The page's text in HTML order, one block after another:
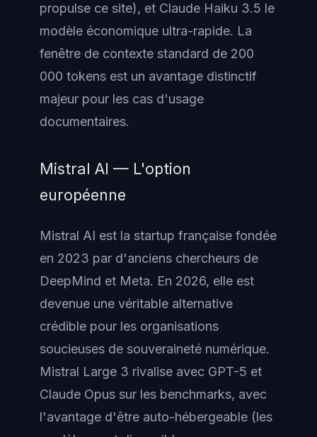
propulse ce site), et Claude Haiku 3.5 le
modèle économique ultra-rapide. La
fenêtre de contexte standard de 200
000 tokens est un avantage distinctif
majeur pour les cas d'usage
documentaires.
Mistral AI — L'option
européenne
Mistral AI est la startup française fondée
en 2023 par d'anciens chercheurs de
DeepMind et Meta. En 2026, elle est
devenue une véritable alternative
crédible pour les organisations
soucieuses de souveraineté numérique.
Mistral Large 3 rivalise avec GPT-5 et
Claude Opus sur les benchmarks, avec
l'avantage d'être auto-hébergeable (les